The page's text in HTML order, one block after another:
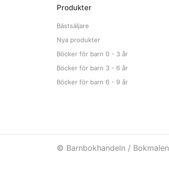
Produkter
Bästsäljare
Nya produkter
Böcker för barn 0 - 3 år
Böcker för barn 3 - 6 år
Böcker för barn 6 - 9 år
© Barnbokhandeln / Bokmalen